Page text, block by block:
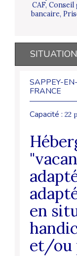
CAF,
bancaire,
SAPPEY-
FRANCE
Capacité : 22
en
et/ou